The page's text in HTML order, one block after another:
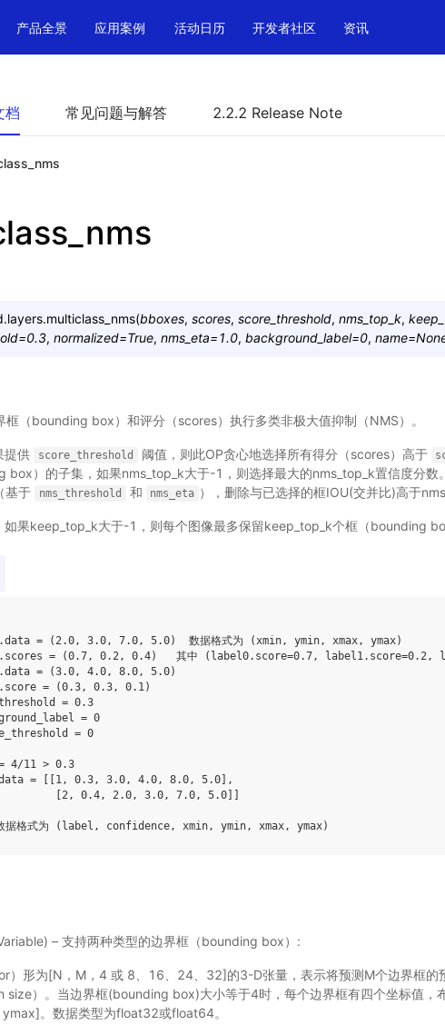
产品全景 应用案例 活动日历 开发者社区 资讯
档 常见问题与解答 2.2.2 Release Note
multiclass_nms(bboxes, scores, score_threshold, nms_top_k,
=0.3, normalized=True, nms_eta=1.0, background_label=0, name=
框（bounding box）和评分（scores）执行多类非极大值抑制（NMS）。
提供 score_threshold 阈值，则此OP贪心地选择所有得分（scores）高于
box）的子集，如果nms_top_k大于-1，则选择最大的nms_top_k置信度分数
基于
nms_threshold 和 nms_eta ），删除与已选择的框IOU(交并比)高于
如果keep_top_k大于-1，则每个图像最多保留keep_top_k个框（bounding
= (2.0, 3.0, 7.0, 5.0)  数据格式为 (xmin, ymin, xmax, ymax)
= (0.7, 0.2, 0.4)   其中 (label0.score=0.7, label1.score=0.2,
= (3.0, 4.0, 8.0, 5.0)
= (0.3, 0.3, 0.1)
= 0.3
= 0
= 0
4/11 > 0.3
= [[1, 0.3, 3.0, 4.0, 8.0, 5.0],
[2, 0.4, 2.0, 3.0, 7.0, 5.0]]
– 支持两种类型的边界框（bounding box）:
）形为[N，M，4 或 8、16、24、32]的3-D张量，表示将预测M个边界框的
size）。当边界框(bounding box)大小等于4时，每个边界框有四个坐标值，
。数据类型为float32或float64。